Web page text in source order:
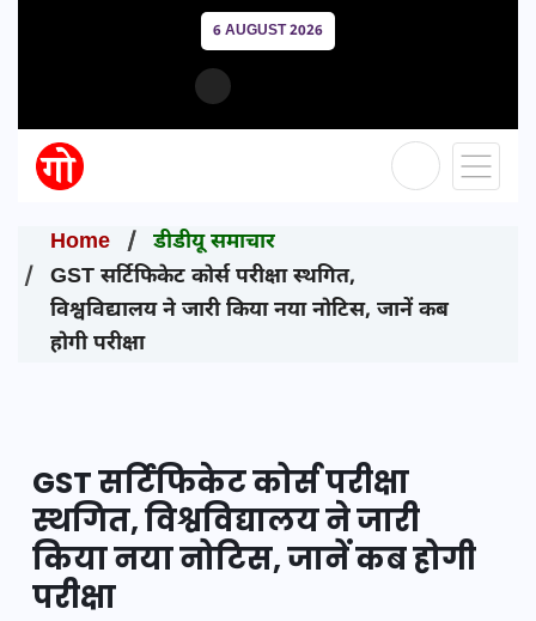
6 AUGUST 2026
Home
डीडीयू समाचार
GST सर्टिफिकेट कोर्स परीक्षा स्थगित,
विश्वविद्यालय ने जारी किया नया नोटिस, जानें कब
होगी परीक्षा
GST सर्टिफिकेट कोर्स परीक्षा
स्थगित, विश्वविद्यालय ने जारी
किया नया नोटिस, जानें कब होगी
परीक्षा